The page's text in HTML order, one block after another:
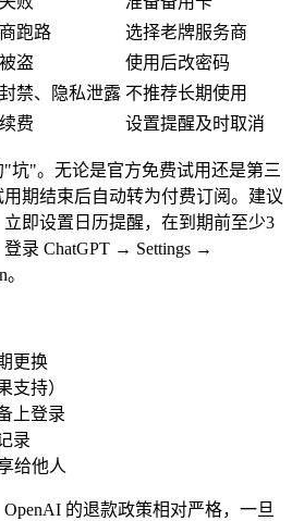
跑路
选择老牌服务商
盗
使用后改密码
禁、隐私泄露 不推荐长期使用
费 设置提醒及时取消
"坑"。无论是官方免费试用还是第三
期结束后自动转为付费订阅。建议
即设置日历提醒，在到期前至少3
录 ChatGPT → Settings →
更换
支持）
上登录
录
给他人
的退款政策相对严格，一旦